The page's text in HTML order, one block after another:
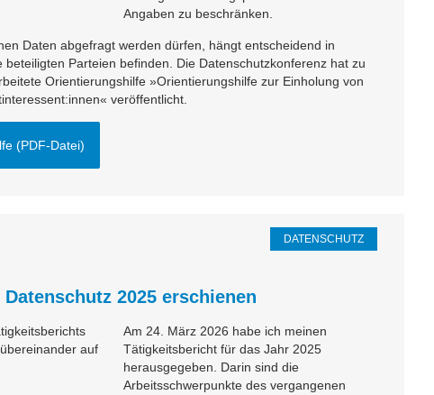
Angaben zu beschränken.
Daten abgefragt werden dürfen, hängt entscheidend in
beteiligten Parteien befinden. Die Datenschutzkonferenz hat zu
Orientierungshilfe »Orientierungshilfe zur Einholung von
veröffentlicht.
(PDF-Datei)
DATENSCHUTZ
2025 erschienen
Am 24. März 2026 habe ich meinen
Tätigkeitsbericht für das Jahr 2025
herausgegeben. Darin sind die
Arbeitsschwerpunkte des vergangenen